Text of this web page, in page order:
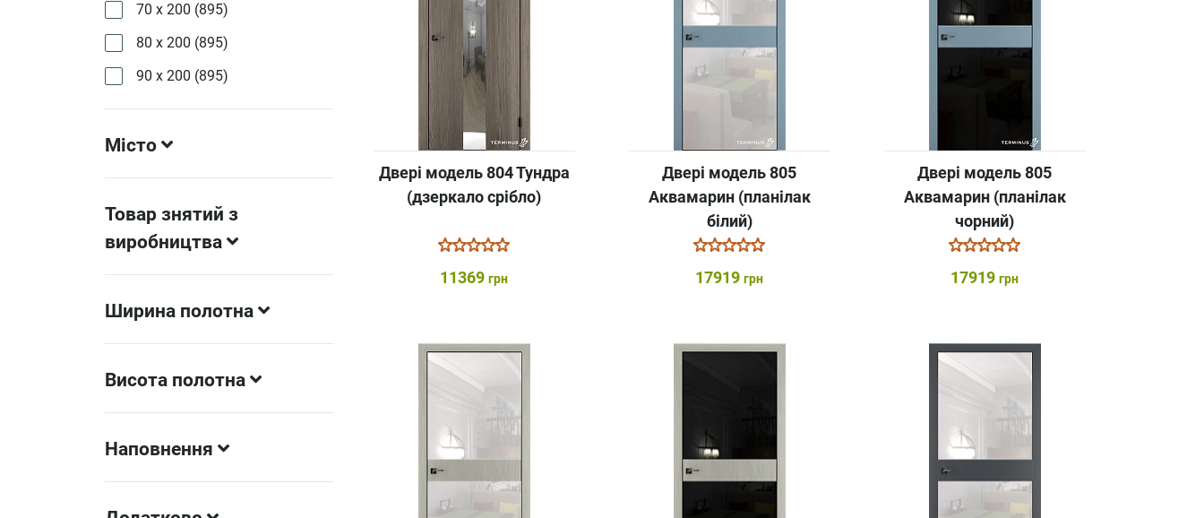
70 х 200 (895)
80 х 200 (895)
90 х 200 (895)
Місто
Товар знятий з
виробництва
Ширина полотна
Висота полотна
Наповнення
Двері модель 804 Тундра
(дзеркало срібло)
11369грн
Двері модель 805
Аквамарин (планілак
білий)
17919грн
Двері модель 805
Аквамарин (планілак
чорний)
17919грн